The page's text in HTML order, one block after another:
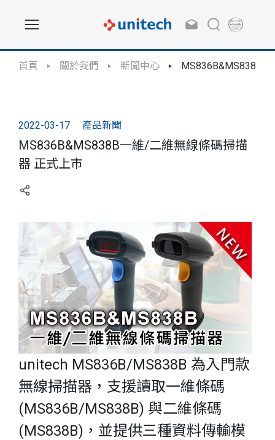
首頁 關於我們 新聞中心 MS836B&MS838B
2022-03-17 產品新聞
MS836B&MS838B一維/二維無線條碼掃描
器 正式上市
unitech MS836B/MS838B 為入門款
無線掃描器，支援讀取一維條碼
(MS836B/MS838B) 與二維條碼
(MS838B)，並提供三種資料傳輸模